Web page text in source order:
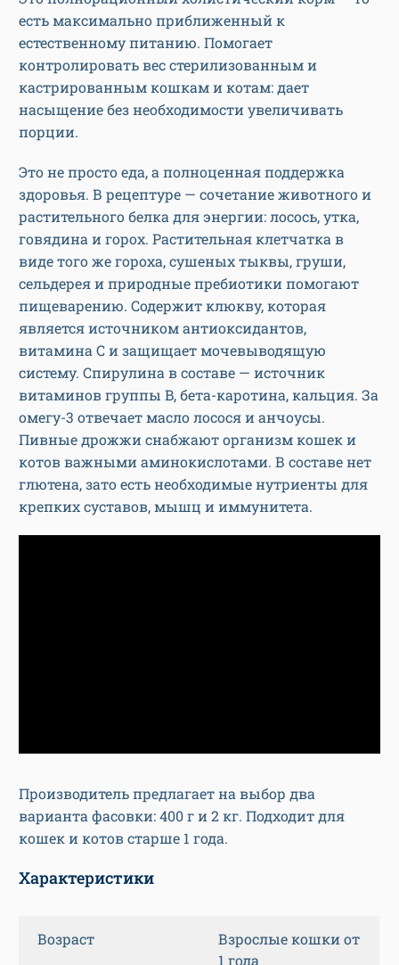
есть максимально приближенный к
естественному питанию. Помогает
контролировать вес стерилизованным и
кастрированным кошкам и котам: дает
насыщение без необходимости увеличивать
порции.
Это не просто еда, а полноценная поддержка
здоровья. В рецептуре — сочетание животного и
растительного белка для энергии: лосось, утка,
говядина и горох. Растительная клетчатка в
виде того же гороха, сушеных тыквы, груши,
сельдерея и природные пребиотики помогают
пищеварению. Содержит клюкву, которая
является источником антиоксидантов,
витамина C и защищает мочевыводящую
систему. Спирулина в составе — источник
витаминов группы B, бета-каротина, кальция. За
омегу-3 отвечает масло лосося и анчоусы.
Пивные дрожжи снабжают организм кошек и
котов важными аминокислотами. В составе нет
глютена, зато есть необходимые нутриенты для
крепких суставов, мышц и иммунитета.
Производитель предлагает на выбор два
варианта фасовки: 400 г и 2 кг. Подходит для
кошек и котов старше 1 года.
Характеристики
Возраст
Взрослые кошки от
1 года